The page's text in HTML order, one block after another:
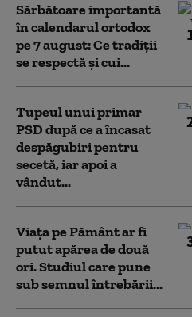
Sărbătoare importantă
în calendarul ortodox
pe 7 august: Ce tradiții
se respectă și cui...
Tupeul unui primar
PSD după ce a încasat
despăgubiri pentru
secetă, iar apoi a
vândut...
Viața pe Pământ ar fi
putut apărea de două
ori. Studiul care pune
sub semnul întrebării...